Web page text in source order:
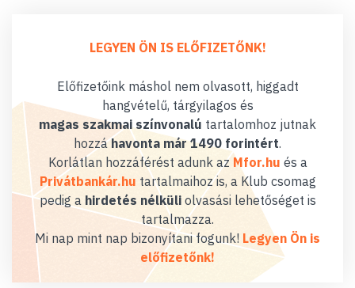
LEGYEN ÖN IS ELŐFIZETŐNK!
Előfizetőink máshol nem olvasott, higgadt
hangvételű, tárgyilagos és
magas szakmai színvonalú tartalomhoz jutnak
hozzáhavonta már 1490 forintért.
Korlátlan hozzáférést adunk az Mfor.hu és a
Privátbankár.hu tartalmaihoz is, a Klub csomag
pedig a hirdetés nélküliolvasási lehetőséget is
tartalmazza.
Mi nap mint nap bizonyítani fogunk! Legyen Ön is
előfizetőnk!